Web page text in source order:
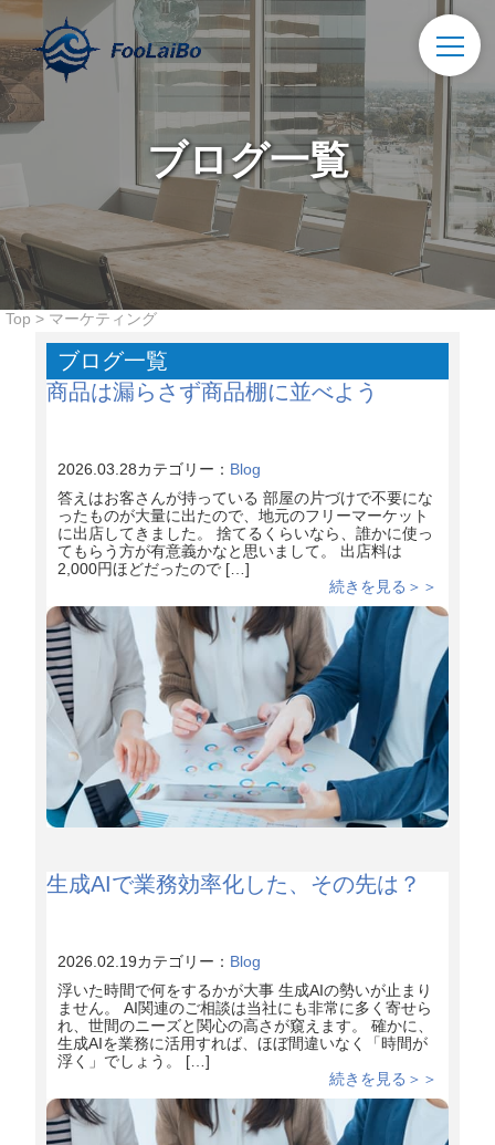
Top > マーケティング
ブログ一覧
ブログ一覧
商品は漏らさず商品棚に並べよう
2026.03.28カテゴリー： Blog
答えはお客さんが持っている 部屋の片づけで不要にな
ったものが大量に出たので、地元のフリーマーケット
に出店してきました。 捨てるくらいなら、誰かに使っ
てもらう方が有意義かなと思いまして。 出店料は
2,000円ほどだったので […]
続きを見る＞＞
生成AIで業務効率化した、その先は？
2026.02.19カテゴリー： Blog
浮いた時間で何をするかが大事 生成AIの勢いが止まり
ません。 AI関連のご相談は当社にも非常に多く寄せら
れ、世間のニーズと関心の高さが窺えます。 確かに、
生成AIを業務に活用すれば、ほぼ間違いなく「時間が
浮く」でしょう。 […]
続きを見る＞＞